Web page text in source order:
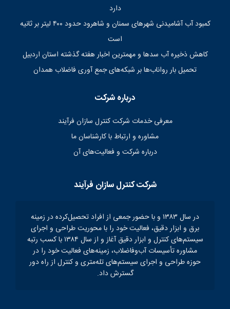
دارد
کمبود آب آشامیدنی شهرهای سمنان و شاهرود حدود ۴۰۰ لیتر بر ثانیه
است
کاهش ذخیره آب سدها و مهمترین اخبار هفته گذشته استان اردبیل
تحمیل بار رواناب‌ها بر شبکه‌های جمع آوری فاضلاب همدان
درباره شرکت
معرفی خدمات شرکت کنترل سازان فرآیند
مشاوره و ارتباط با کارشناسان ما
درباره شرکت و فعالیت‌های آن
شرکت کنترل سازان فرآیند
در سال ۱۳۸۳ و با حضور جمعی از افراد تحصیل‌کرده در زمینه
برق و ابزار دقیق، فعالیت خود را با محوریت طراحی و اجرای
سیستم‌های کنترل و ابزار دقیق آغاز و از سال ۱۳۸۴ با کسب رتبه
مشاوره تأسیسات آب‌و‌فاضلاب، زمینه‌های فعالیت خود را در
حوزه طراحی و اجرای سیستم‌های تله‌متری و کنترل از راه دور
گسترش داد.